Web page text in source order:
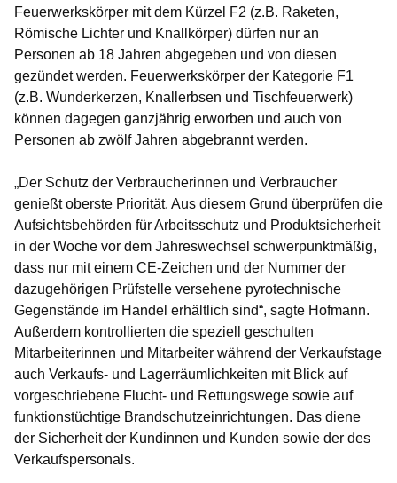
Feuerwerkskörper mit dem Kürzel F2 (z.B. Raketen,
Römische Lichter und Knallkörper) dürfen nur an
Personen ab 18 Jahren abgegeben und von diesen
gezündet werden. Feuerwerkskörper der Kategorie F1
(z.B. Wunderkerzen, Knallerbsen und Tischfeuerwerk)
können dagegen ganzjährig erworben und auch von
Personen ab zwölf Jahren abgebrannt werden.
„Der Schutz der Verbraucherinnen und Verbraucher
genießt oberste Priorität. Aus diesem Grund überprüfen die
Aufsichtsbehörden für Arbeitsschutz und Produktsicherheit
in der Woche vor dem Jahreswechsel schwerpunktmäßig,
dass nur mit einem CE-Zeichen und der Nummer der
dazugehörigen Prüfstelle versehene pyrotechnische
Gegenstände im Handel erhältlich sind“, sagte Hofmann.
Außerdem kontrollierten die speziell geschulten
Mitarbeiterinnen und Mitarbeiter während der Verkaufstage
auch Verkaufs- und Lagerräumlichkeiten mit Blick auf
vorgeschriebene Flucht- und Rettungswege sowie auf
funktionstüchtige Brandschutzeinrichtungen. Das diene
der Sicherheit der Kundinnen und Kunden sowie der des
Verkaufspersonals.